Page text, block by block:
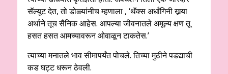
सॅल्यूट देत, तो डोळ्यांनीच म्हणाला , ‘थॅंक्स अर्धांगिनी खर्‍या
अर्थाने तूच सैनिक आहेस. आपल्या जीवनातले अमूल्य क्षण तू
हसत हसत आमच्यावरून ओवाळून टाकतेस.’
त्याच्या मनातले भाव सीमापर्यंत पोचले. तिच्या मुठीने पडद्याची
कड घट्ट धरून ठेवली.